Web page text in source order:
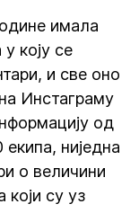
имала
коју се
и све оно
Инстаграму
од
ниједна
о величини
који су уз